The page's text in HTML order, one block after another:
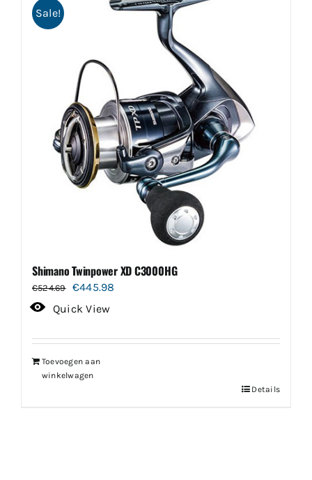
Sale!
Shimano Twinpower XD C3000HG
€524.69
Oorspronkelijke
prijs
€524.69.
€445.98
€445.98.
Quick View
Toevoegen aan
winkelwagen
Details